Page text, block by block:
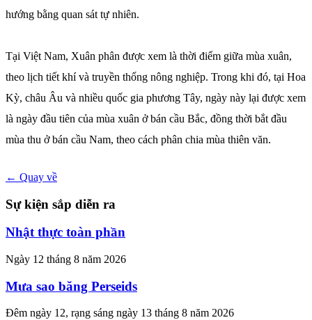
hướng bằng quan sát tự nhiên.
Tại Việt Nam, Xuân phân được xem là thời điểm giữa mùa xuân,
theo lịch tiết khí và truyền thống nông nghiệp. Trong khi đó, tại Hoa
Kỳ, châu Âu và nhiều quốc gia phương Tây, ngày này lại được xem
là ngày đầu tiên của mùa xuân ở bán cầu Bắc, đồng thời bắt đầu
mùa thu ở bán cầu Nam, theo cách phân chia mùa thiên văn.
← Quay về
Sự kiện sắp diễn ra
Nhật thực toàn phần
Ngày 12 tháng 8 năm 2026
Mưa sao băng Perseids
Đêm ngày 12, rạng sáng ngày 13 tháng 8 năm 2026